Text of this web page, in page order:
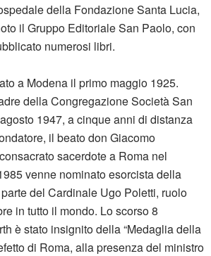
della Fondazione Santa Lucia,
il Gruppo Editoriale San Paolo, con
numerosi libri.
a Modena il primo maggio 1925.
della Congregazione Società San
1947, a cinque anni di distanza
il beato don Giacomo
sacerdote a Roma nel
venne nominato esorcista della
del Cardinale Ugo Poletti, ruolo
in tutto il mondo. Lo scorso 8
è stato insignito della “Medaglia della
di Roma, alla presenza del ministro